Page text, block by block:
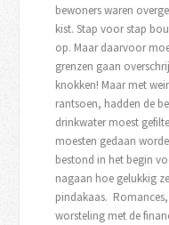
bewoners waren
kist. Stap voor stap
op. Maar daarvoor
grenzen gaan
knokken! Maar met
rantsoen, hadden de
drinkwater moest
moesten gedaan
bestond in het begin
nagaan hoe gelukkig
pindakaas.
worsteling met de